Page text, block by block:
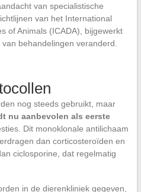
van specialistische
van het International
of Animals (ICADA), bijgewerkt
behandelingen veranderd.
nog steeds gebruikt, maar
nu aanbevolen als eerste
Dit monoklonale antilichaam
dan corticosteroïden en
ciclosporine, dat regelmatig
in de dierenkliniek gegeven,